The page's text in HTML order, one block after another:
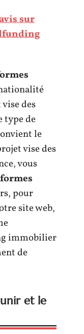
sur
des
type de
le
vise des
vous
pour
site web,
immobilier
de
et le